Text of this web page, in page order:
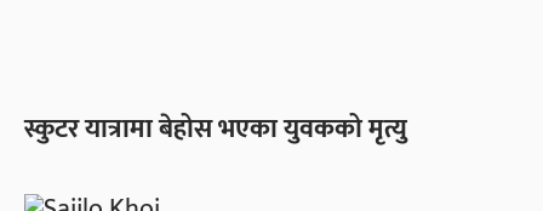
स्कुटर यात्रामा बेहोस भएका युवकको मृत्यु